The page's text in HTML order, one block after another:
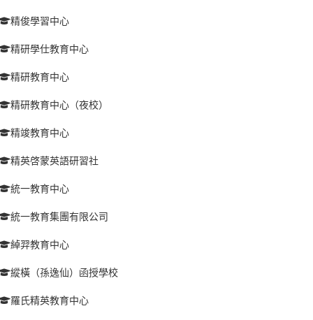
精俊學習中心
精研學仕教育中心
精研教育中心
精研教育中心（夜校）
精竣教育中心
精英啓蒙英語研習社
統一教育中心
統一教育集團有限公司
綽羿教育中心
縱橫（孫逸仙）函授學校
羅氏精英教育中心